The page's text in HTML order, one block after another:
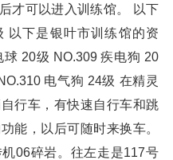
才可以进入训练馆。 以下
以下是银叶市训练馆的资
20级 NO.309 疾电狗 20
电气狗 24级 在精灵
行车，有快速自行车和跳
能，以后可随时来换车。
06碎岩。往左走是117号